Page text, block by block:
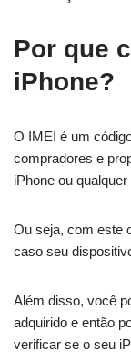
Por que
iPhone?
O IMEI é um
compradores e
iPhone ou
Ou seja, com este
caso seu
Além disso, você
adquirido e então
verificar se o seu